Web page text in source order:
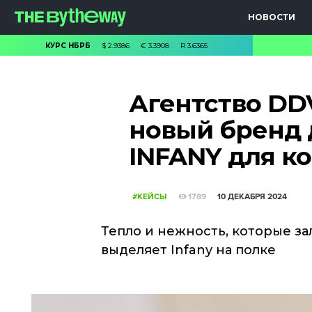
НОВОСТИ
КУРС НБРБ $2.9386 € 3.3908 R3.6365
Агентство
новый бренд
INFANY для
#КЕЙСЫ 1789 10 ДЕКАБРЯ 2024
Тепло и нежность, которые
выделяет Infany на полке